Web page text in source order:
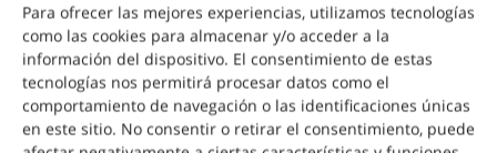
Para ofrecer las mejores experiencias, utilizamos tecnologías
como las cookies para almacenar y/o acceder a la
información del dispositivo. El consentimiento de estas
tecnologías nos permitirá procesar datos como el
comportamiento de navegación o las identificaciones únicas
en este sitio. No consentir o retirar el consentimiento, puede